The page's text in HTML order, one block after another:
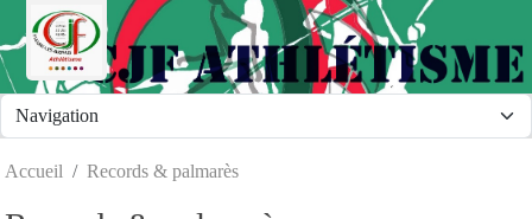
Accueil Records & palmarès
Panneau de gestion des cookies